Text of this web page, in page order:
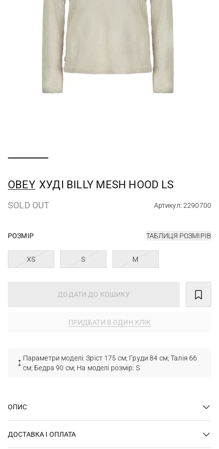
OBEY ХУДІ BILLY MESH HOOD LS
SOLD OUT Артикул: 2290700
РОЗМІР ТАБЛИЦЯ РОЗМІРІВ
XS S M
ДОДАТИ ДО КОШИКУ
ПРИДБАТИ В ОДИН КЛІК
Параметри моделі: Зріст 175 см; Груди 84 см; Талія 66
см; Бедра 90 см; На моделі розмір: S
ОПИС
ДОСТАВКА І ОПЛАТА